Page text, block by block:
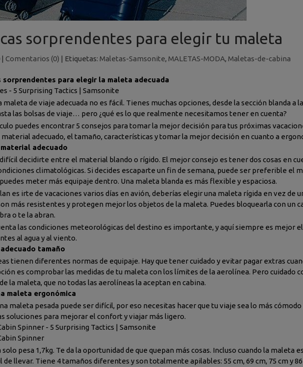
sorprendentes para elegir tu maleta
| Comentarios (0) | Etiquetas: Maletas-Samsonite, MALETAS-MODA, Maletas-de-cabina
sorprendentes para elegir la maleta adecuada
- 5 Surprising Tactics | Samsonite
maleta de viaje adecuada no es fácil. Tienes muchas opciones, desde la sección blanda a
las bolsas de viaje… pero ¿qué es lo que realmente necesitamos tener en cuenta?
puedes encontrar 5 consejos para tomar la mejor decisión para tus próximas
adecuado, el tamaño, características y tomar la mejor decisión en cuanto a
adecuado
decidirte entre el material blando o rígido. El mejor consejo es tener dos cosas en
climatológicas. Si decides escaparte un fin de semana, puede ser preferible el
meter más equipaje dentro. Una maleta blanda es más flexible y espaciosa.
es irte de vacaciones varios días en avión, deberías elegir una maleta rígida en vez de
más resistentes y protegen mejor los objetos de la maleta. Puedes bloquearla con un
o te la abran.
las condiciones meteorológicas del destino es importante, y aquí siempre es mejor
al agua y al viento.
tamaño
tienen diferentes normas de equipaje. Hay que tener cuidado y evitar pagar extras
es comprobar las medidas de tu maleta con los límites de la aerolínea. Pero cuidado
la maleta, que no todas las aerolíneas la aceptan en cabina.
maleta ergonómica
maleta pesada puede ser difícil, por eso necesitas hacer que tu viaje sea lo más
soluciones para mejorar el confort y viajar más ligero.
Spinner - 5 Surprising Tactics | Samsonite
Spinner
pesa 1,7kg. Te da la oportunidad de que quepan más cosas. Incluso cuando la maleta
de llevar. Tiene 4 tamaños diferentes y son totalmente apilables: 55 cm, 69 cm, 75 cm y 86